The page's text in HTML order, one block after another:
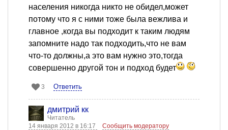
населения никогда никто не обидел,может
потому что я с ними тоже была вежлива и
главное ,когда вы подходит к таким людям
запомните надо так подходить,что не вам
что-то должны,а это вам нужно это,тогда
совершенно другой тон и подход будет
3 Ответить
дмитрий кк
Читатель
14 января 2012 в 16:17
Сообщить модератору